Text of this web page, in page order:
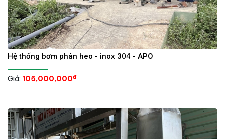
Hệ thống bơm phân heo - inox 304 - APO
Giá: 105,000,000đ